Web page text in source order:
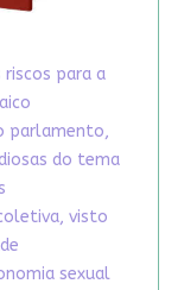
para a
parlamento,
do tema
visto
sexual